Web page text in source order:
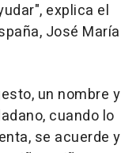
explica el
José María
un nombre y
cuando lo
se acuerde y